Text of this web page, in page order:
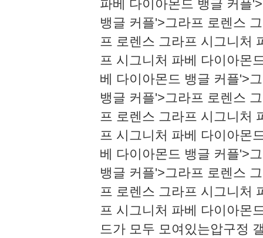
파베 다이아몬드 뱅글 커플
뱅글 커플'>그라프 로렌스
프 로렌스 그라프 시그니처
프 시그니처 파베 다이아몬
베 다이아몬드 뱅글 커플'>
뱅글 커플'>그라프 로렌스
프 로렌스 그라프 시그니처
프 시그니처 파베 다이아몬
베 다이아몬드 뱅글 커플'>
뱅글 커플'>그라프 로렌스
프 로렌스 그라프 시그니처
프 시그니처 파베 다이아몬
드가 모두 모여있는압구정